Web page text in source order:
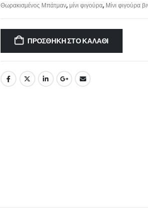
Θωρακισμένος Μπάτμαν,μίνι φιγούρα, Μίνι φιγούρα
ΠΡΟΣΘΉΚΗ ΣΤΟ ΚΑΛΆΘΙ